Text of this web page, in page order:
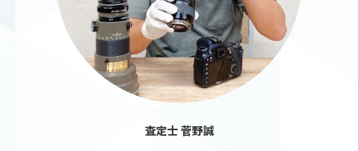
査定士 菅野誠